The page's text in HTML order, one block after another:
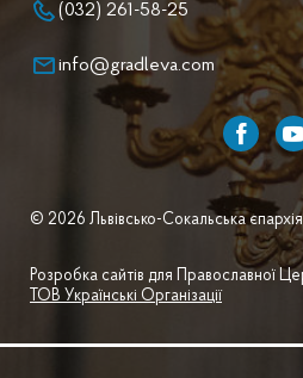
(032) 261-58-25
info@gradleva.com
© 2026 Львівсько-Сокальська
Розробка сайтів для Православної
ТОВ Українські Організації